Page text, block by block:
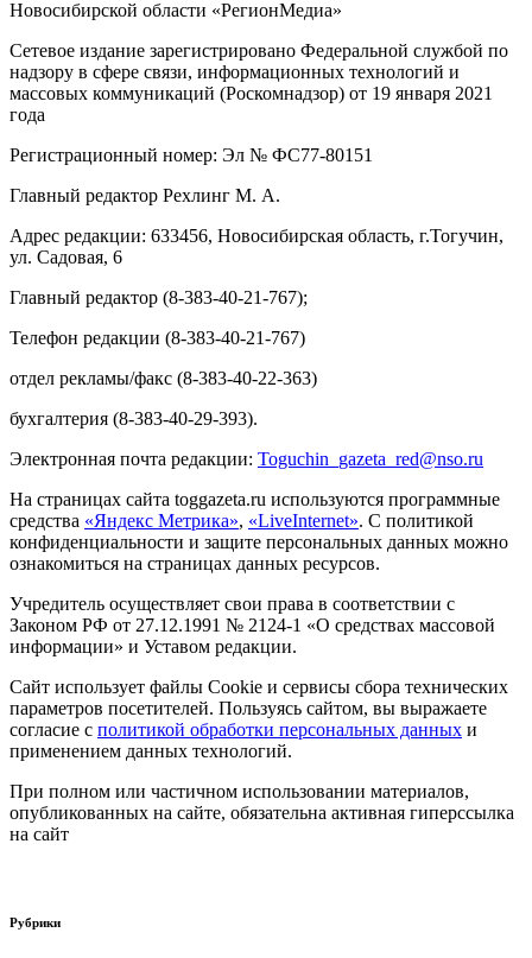
Новосибирской области «РегионМедиа»
Сетевое издание зарегистрировано Федеральной службой по
надзору в сфере связи, информационных технологий и
массовых коммуникаций (Роскомнадзор) от 19 января 2021
года
Регистрационный номер: Эл № ФС77-80151
Главный редактор Рехлинг М. А.
Адрес редакции: 633456, Новосибирская область, г.Тогучин,
ул. Садовая, 6
Главный редактор (8-383-40-21-767);
Телефон редакции (8-383-40-21-767)
отдел рекламы/факс (8-383-40-22-363)
бухгалтерия (8-383-40-29-393).
Электронная почта редакции: Toguchin gazeta red@nso.ru
На страницах сайта toggazeta.ru используются программные
средства «Яндекс Метрика», «LiveInternet». С политикой
конфиденциальности и защите персональных данных можно
ознакомиться на страницах данных ресурсов.
Учредитель осуществляет свои права в соответствии с
Законом РФ от 27.12.1991 № 2124-1 «О средствах массовой
информации» и Уставом редакции.
Сайт использует файлы Cookie и сервисы сбора технических
параметров посетителей. Пользуясь сайтом, вы выражаете
согласие с политикой обработки персональных данных и
применением данных технологий.
При полном или частичном использовании материалов,
опубликованных на сайте, обязательна активная гиперссылка
на сайт
Рубрики